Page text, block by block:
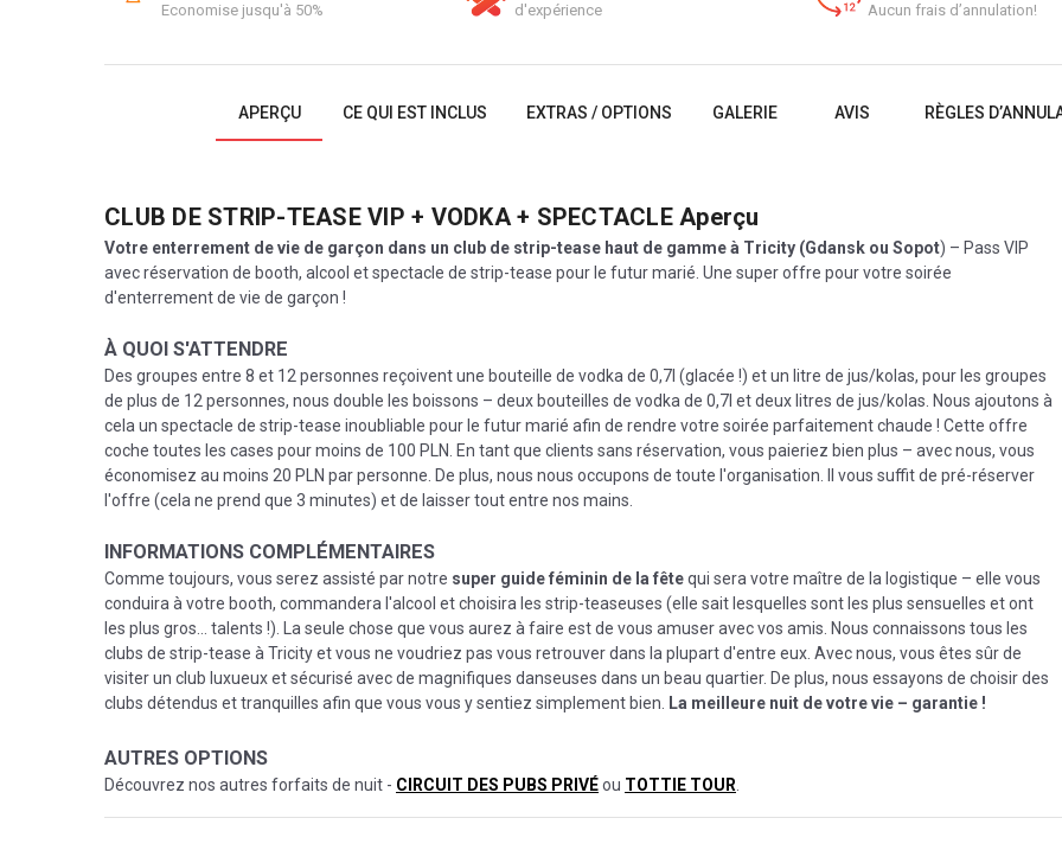
Economise jusqu'à 50%
d'expérience
Aucun frais d’annulation!
APERÇU CE QUI EST INCLUS EXTRAS / OPTIONS GALERIE AVIS RÈGLES
CLUB DE STRIP-TEASE VIP + VODKA + SPECTACLEAperçu
Votre enterrement de vie de garçon dans un club de strip-tease haut de gamme à Tricity (Gdansk ou Sopot) – Pass VIP
avec réservation de booth, alcool et spectacle de strip-tease pour le futur marié. Une super offre pour votre soirée
d'enterrement de vie de garçon !
À QUOI S'ATTENDRE
Des groupes entre 8 et 12 personnes reçoivent une bouteille de vodka de 0,7l (glacée !) et un litre de jus/kolas, pour les groupes
de plus de 12 personnes, nous double les boissons – deux bouteilles de vodka de 0,7l et deux litres de jus/kolas. Nous ajoutons à
cela un spectacle de strip-tease inoubliable pour le futur marié afin de rendre votre soirée parfaitement chaude ! Cette offre
coche toutes les cases pour moins de 100 PLN. En tant que clients sans réservation, vous paieriez bien plus – avec nous, vous
économisez au moins 20 PLN par personne. De plus, nous nous occupons de toute l'organisation. Il vous suffit de pré-réserver
l'offre (cela ne prend que 3 minutes) et de laisser tout entre nos mains.
INFORMATIONS COMPLÉMENTAIRES
Comme toujours, vous serez assisté par notre super guide féminin de la fêtequi sera votre maître de la logistique – elle vous
conduira à votre booth, commandera l'alcool et choisira les strip-teaseuses (elle sait lesquelles sont les plus sensuelles et ont
les plus gros… talents !). La seule chose que vous aurez à faire est de vous amuser avec vos amis. Nous connaissons tous les
clubs de strip-tease à Tricity et vous ne voudriez pas vous retrouver dans la plupart d'entre eux. Avec nous, vous êtes sûr de
visiter un club luxueux et sécurisé avec de magnifiques danseuses dans un beau quartier. De plus, nous essayons de choisir des
clubs détendus et tranquilles afin que vous vous y sentiez simplement bien.
La meilleure nuit de votre vie – garantie !
AUTRES OPTIONS
Découvrez nos autres forfaits de nuit - CIRCUIT DES PUBS PRIVÉou TOTTIE TOUR